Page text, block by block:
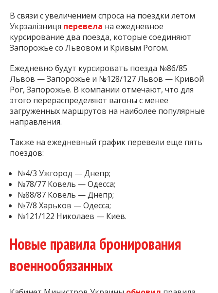
В связи с увеличением спроса на поездки летом
Укрзалізниця перевела на ежедневное
курсирование два поезда, которые соединяют
Запорожье со Львовом и Кривым Рогом.
Ежедневно будут курсировать поезда №86/85
Львов — Запорожье и №128/127 Львов — Кривой
Рог, Запорожье. В компании отмечают, что для
этого перераспределяют вагоны с менее
загруженных маршрутов на наиболее популярные
направления.
Также на ежедневный график перевели еще пять
поездов:
№4/3 Ужгород — Днепр;
№78/77 Ковель — Одесса;
№88/87 Ковель — Днепр;
№7/8 Харьков — Одесса;
№121/122 Николаев — Киев.
Новые правила бронирования
военнообязанных